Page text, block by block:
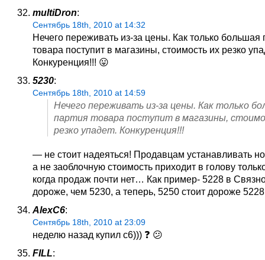
multiDron:
Сентябрь 18th, 2010 at 14:32
Нечего переживать из-за цены. Как только большая
товара поступит в магазины, стоимость их резко
Конкуренция!!! 😛
5230:
Сентябрь 18th, 2010 at 14:59
Нечего переживать из-за цены. Как только
партия товара поступит в магазины,
резко упадет. Конкуренция!!!
— не стоит надеяться! Продавцам устанавливать
а не заоблочную стоимость приходит в голову
когда продаж почти нет… Как пример- 5228 в
дороже, чем 5230, а теперь, 5250 стоит дороже
AlexC6:
Сентябрь 18th, 2010 at 23:09
неделю назад купил с6))) ❓ 😕
FILL: